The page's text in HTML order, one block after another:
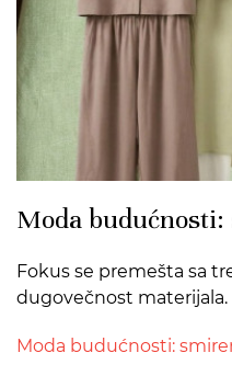
Moda
Fokus se premešta sa
dugovečnost materijala.
Moda budućnosti: